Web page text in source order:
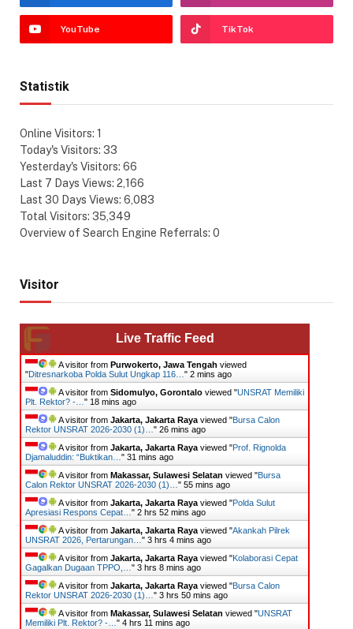
YouTube TikTok
Statistik
Online Visitors: 1
Today's Visitors: 33
Yesterday's Visitors: 66
Last 7 Days Views: 2,166
Last 30 Days Views: 6,083
Total Visitors: 35,349
Overview of Search Engine Referrals: 0
Visitor
Live Traffic Feed
A visitor from Purwokerto, Jawa Tengah viewed
"Ditresnarkoba Polda Sulut Ungkap 116… " 2 mins ago
A visitor from Sidomulyo, Gorontalo viewed "UNSRAT Memiliki
Plt. Rektor? -… " 18 mins ago
A visitor from Jakarta, Jakarta Raya viewed "Bursa Calon
Rektor UNSRAT 2026-2030 (1)… " 26 mins ago
A visitor from Jakarta, Jakarta Raya viewed "Prof. Rignolda
Djamaluddin: “Buktikan… " 31 mins ago
A visitor from Makassar, Sulawesi Selatan viewed "Bursa
Calon Rektor UNSRAT 2026-2030 (1)… " 55 mins ago
A visitor from Jakarta, Jakarta Raya viewed "Polda Sulut
Apresiasi Respons Cepat… " 2 hrs 52 mins ago
A visitor from Jakarta, Jakarta Raya viewed "Akankah Pilrek
UNSRAT 2026, Pertarungan… " 3 hrs 4 mins ago
A visitor from Jakarta, Jakarta Raya viewed "Kolaborasi Cepat
Gagalkan Dugaan TPPO,… " 3 hrs 8 mins ago
A visitor from Jakarta, Jakarta Raya viewed "Bursa Calon
Rektor UNSRAT 2026-2030 (1)… " 3 hrs 50 mins ago
A visitor from Makassar, Sulawesi Selatan viewed "UNSRAT
Memiliki Plt. Rektor? -… " 4 hrs 11 mins ago